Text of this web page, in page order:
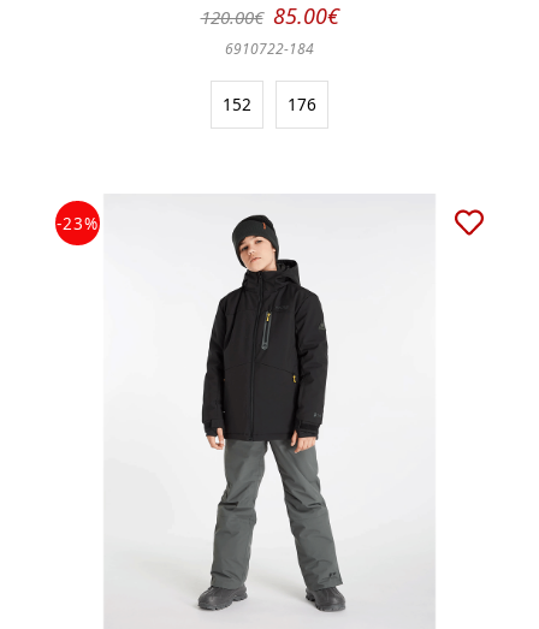
120.00€ 85.00€
6910722-184
152 176
-23%